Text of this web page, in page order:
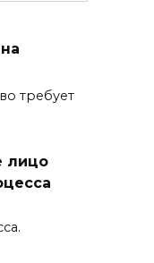
требует
лицо